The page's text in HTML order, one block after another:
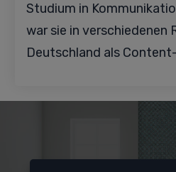
Studium in
war sie in verschiedenen
Deutschland als